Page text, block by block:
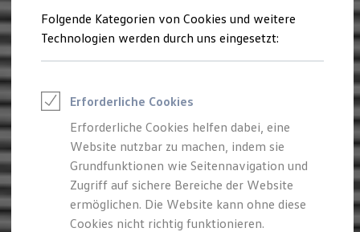
Saisonangebote
Reifenpakete
Leasing
Leasing-Angebote
Elektroauto Leasing
Kleinwagen-Leasing
Leasing ohne Anzahlung
Finanzierung
Autokredit mit Schlussrate
Versicherungen und Garantien
Kfz-Versicherung
Restschuldversicherungen
Garantien
Folgende Kategorien von Cookies und weitere
Technologien werden durch uns eingesetzt:
Erforderliche Cookies
Erforderliche Cookies helfen dabei, eine
Website nutzbar zu machen, indem sie
Grundfunktionen wie Seitennavigation und
Zugriff auf sichere Bereiche der Website
ermöglichen. Die Website kann ohne diese
Cookies nicht richtig funktionieren.